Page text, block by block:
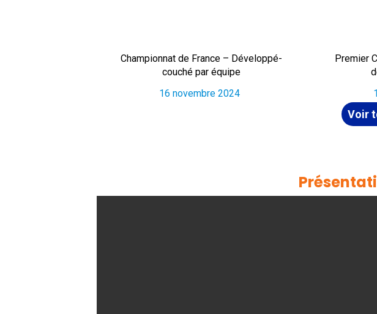
Championnat de France – Développé-
couché par équipe
16 novembre 2024
Premier
Voir